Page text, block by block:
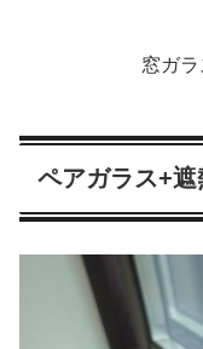
窓ガ
ペアガラス+